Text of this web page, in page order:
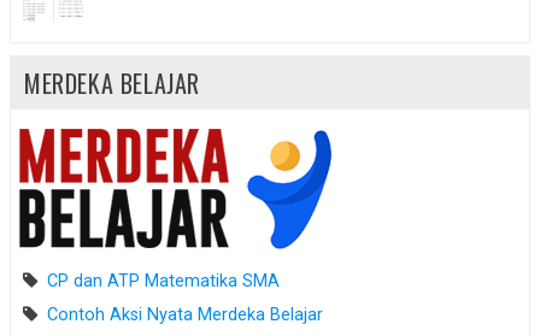
MERDEKA BELAJAR
CP dan ATP Matematika SMA
Contoh Aksi Nyata Merdeka Belajar